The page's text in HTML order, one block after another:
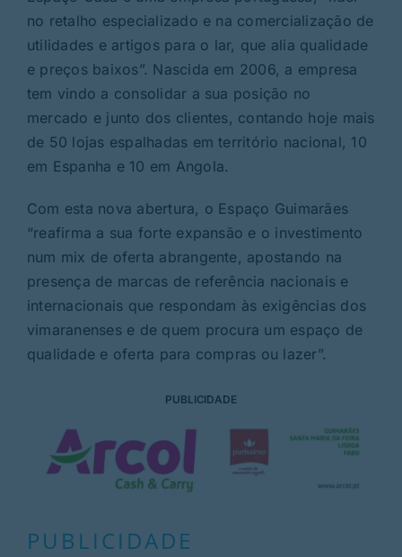
no retalho especializado e na comercialização de
utilidades e artigos para o lar, que alia qualidade
e preços baixos”. Nascida em 2006, a empresa
tem vindo a consolidar a sua posição no
mercado e junto dos clientes, contando hoje mais
de 50 lojas espalhadas em território nacional, 10
em Espanha e 10 em Angola.
Com esta nova abertura, o Espaço Guimarães
“reafirma a sua forte expansão e o investimento
num mix de oferta abrangente, apostando na
presença de marcas de referência nacionais e
internacionais que respondam às exigências dos
vimaranenses e de quem procura um espaço de
qualidade e oferta para compras ou lazer”.
PUBLICIDADE
PUBLICIDADE